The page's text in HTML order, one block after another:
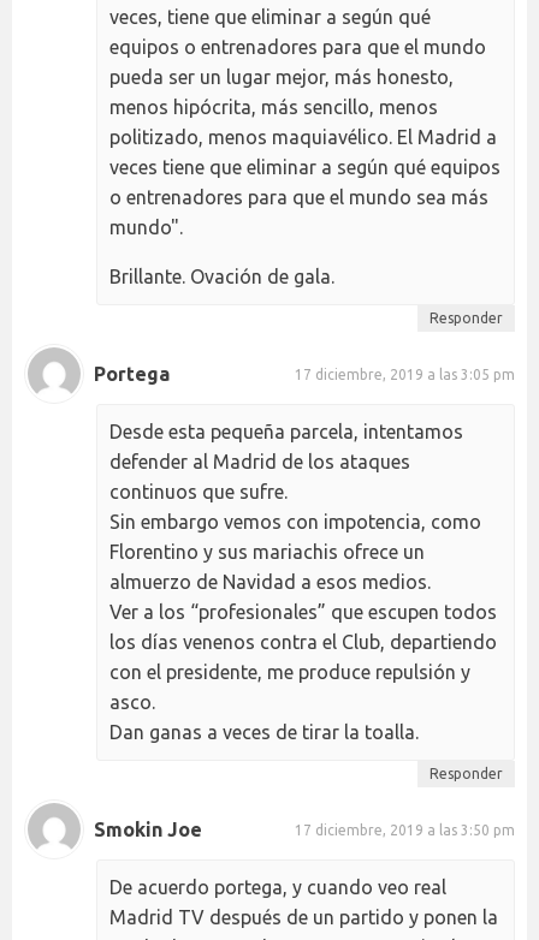
veces, tiene que eliminar a según qué
equipos o entrenadores para que el mundo
pueda ser un lugar mejor, más honesto,
menos hipócrita, más sencillo, menos
politizado, menos maquiavélico. El Madrid a
veces tiene que eliminar a según qué equipos
o entrenadores para que el mundo sea más
mundo".
Brillante. Ovación de gala.
Responder
Portega 17 diciembre, 2019 a las 3:05 pm
Desde esta pequeña parcela, intentamos
defender al Madrid de los ataques
continuos que sufre.
Sin embargo vemos con impotencia, como
Florentino y sus mariachis ofrece un
almuerzo de Navidad a esos medios.
Ver a los “profesionales” que escupen todos
los días venenos contra el Club, departiendo
con el presidente, me produce repulsión y
asco.
Dan ganas a veces de tirar la toalla.
Responder
Smokin Joe 17 diciembre, 2019 a las 3:50 pm
De acuerdo portega, y cuando veo real
Madrid TV después de un partido y ponen la